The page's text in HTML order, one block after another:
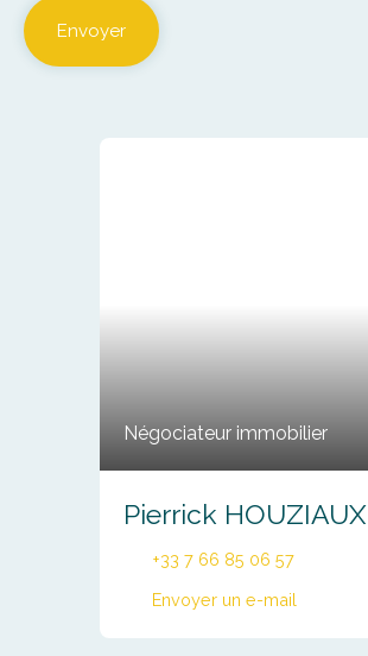
Envoyer
Négociateur immobilier
Pierrick HOUZIAUX
+33 7 66 85 06 57
Envoyer un e-mail